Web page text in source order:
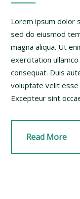
Lorem ipsum dolor
sed do eiusmod
magna aliqua. Ut
exercitation
consequat. Duis
voluptate velit esse
Excepteur sint
Read More